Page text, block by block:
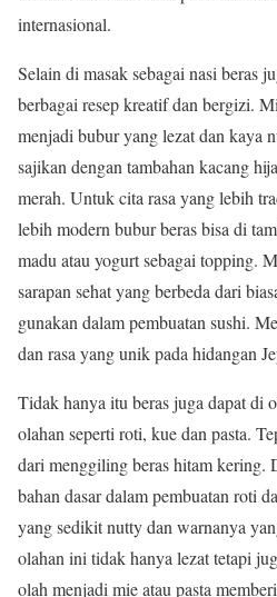
internasional.
Selain di masak sebagai nasi beras
berbagai resep kreatif dan bergizi.
menjadi bubur yang lezat dan kaya
sajikan dengan tambahan kacang
merah. Untuk cita rasa yang lebih
lebih modern bubur beras bisa di
madu atau yogurt sebagai topping.
sarapan sehat yang berbeda dari
gunakan dalam pembuatan sushi.
dan rasa yang unik pada hidangan
Tidak hanya itu beras juga dapat di
olahan seperti roti, kue dan pasta.
dari menggiling beras hitam kering.
bahan dasar dalam pembuatan roti
yang sedikit nutty dan warnanya
olahan ini tidak hanya lezat tetapi
olah menjadi mie atau pasta